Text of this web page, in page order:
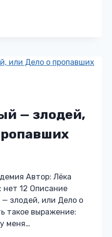
— злодей,
Автор: Лёка
нет 12 Описание
злодей, или Дело о
такое выражение:
меня…